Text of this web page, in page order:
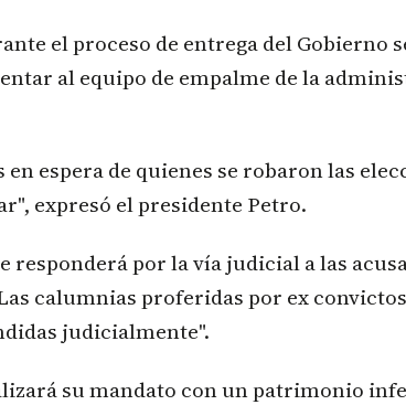
el proceso de entrega del Gobierno
al equipo de empalme de la
en espera de quienes se robaron las
expresó el presidente Petro.
responderá por la vía judicial a las
calumnias proferidas por ex
judicialmente".
su mandato con un patrimonio